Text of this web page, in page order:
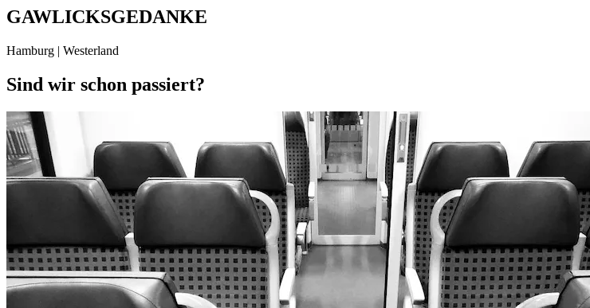
GAWLICKSGEDANKE
Hamburg | Westerland
Sind wir schon passiert?